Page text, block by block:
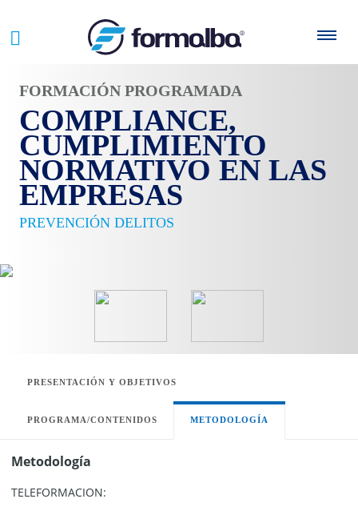
FORMACIÓN PROGRAMADA
COMPLIANCE,
CUMPLIMIENTO
NORMATIVO EN LAS
EMPRESAS
PREVENCIÓN DELITOS
PRESENTACIÓN Y OBJETIVOS
PROGRAMA/CONTENIDOS METODOLOGÍA
Metodología
TELEFORMACION: